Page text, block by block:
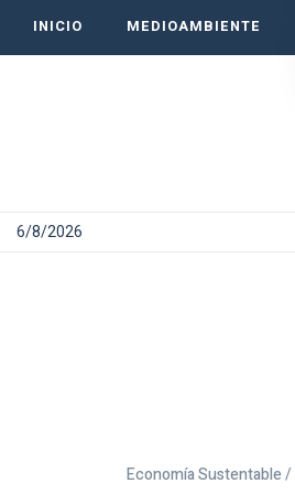
INICIO MEDIOAMBIENTE
6/8/2026
Economía Sustentable /